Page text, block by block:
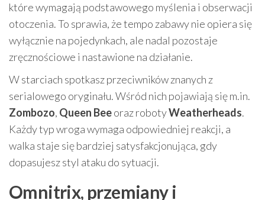
które wymagają podstawowego myślenia i obserwacji
otoczenia. To sprawia, że tempo zabawy nie opiera się
wyłącznie na pojedynkach, ale nadal pozostaje
zręcznościowe i nastawione na działanie.
W starciach spotkasz przeciwników znanych z
serialowego oryginału. Wśród nich pojawiają się m.in.
Zombozo, Queen Beeoraz robotyWeatherheads.
Każdy typ wroga wymaga odpowiedniej reakcji, a
walka staje się bardziej satysfakcjonująca, gdy
dopasujesz styl ataku do sytuacji.
Omnitrix, przemiany i